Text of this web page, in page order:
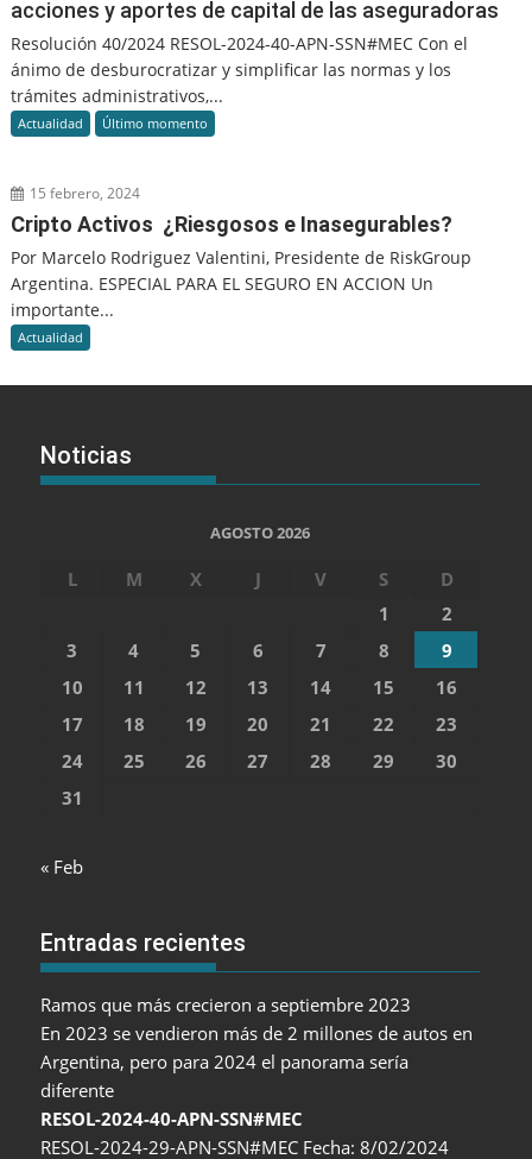
acciones y aportes de capital de las aseguradoras
Resolución 40/2024 RESOL-2024-40-APN-SSN#MEC Con el
ánimo de desburocratizar y simplificar las normas y los
trámites administrativos,...
Actualidad Último momento
15 febrero, 2024
Cripto Activos ¿Riesgosos e Inasegurables?
Por Marcelo Rodriguez Valentini, Presidente de RiskGroup
Argentina. ESPECIAL PARA EL SEGURO EN ACCION Un
importante...
Actualidad
Noticias
AGOSTO 2026
L M X J V S
D
1
2
3
4 5 6 7 8
9
10
11 12 13 14 15
16
17
18 19 20 21 22
23
24
25 26 27 28 29
30
31
« Feb
Entradas recientes
Ramos que más crecieron a septiembre 2023
En 2023 se vendieron más de 2 millones de autos en
Argentina, pero para 2024 el panorama sería
diferente
RESOL-2024-40-APN-SSN#MEC
RESOL-2024-29-APN-SSN#MEC Fecha: 8/02/2024